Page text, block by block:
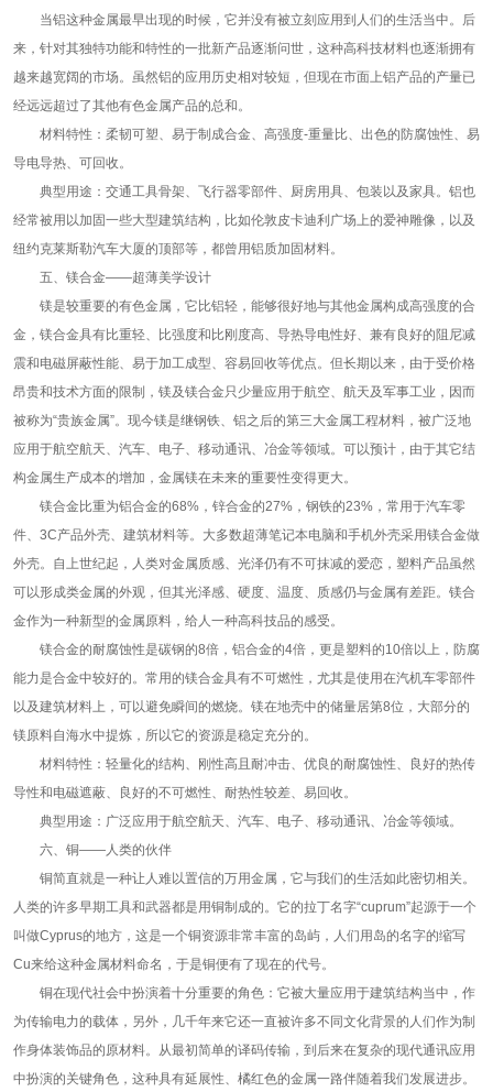
当铝这种金属最早出现的时候，它并没有被立刻应用到人们的生活当中。后
来，针对其独特功能和特性的一批新产品逐渐问世，这种高科技材料也逐渐拥有
越来越宽阔的市场。虽然铝的应用历史相对较短，但现在市面上铝产品的产量已
经远远超过了其他有色金属产品的总和。
材料特性：柔韧可塑、易于制成合金、高强度-重量比、出色的防腐蚀性、易
导电导热、可回收。
典型用途：交通工具骨架、飞行器零部件、厨房用具、包装以及家具。铝也
经常被用以加固一些大型建筑结构，比如伦敦皮卡迪利广场上的爱神雕像，以及
纽约克莱斯勒汽车大厦的顶部等，都曾用铝质加固材料。
五、镁合金——超薄美学设计
镁是较重要的有色金属，它比铝轻，能够很好地与其他金属构成高强度的合
金，镁合金具有比重轻、比强度和比刚度高、导热导电性好、兼有良好的阻尼减
震和电磁屏蔽性能、易于加工成型、容易回收等优点。但长期以来，由于受价格
昂贵和技术方面的限制，镁及镁合金只少量应用于航空、航天及军事工业，因而
被称为“贵族金属”。现今镁是继钢铁、铝之后的第三大金属工程材料，被广泛地
应用于航空航天、汽车、电子、移动通讯、冶金等领域。可以预计，由于其它结
构金属生产成本的增加，金属镁在未来的重要性变得更大。
镁合金比重为铝合金的68%，锌合金的27%，钢铁的23%，常用于汽车零
件、3C产品外壳、建筑材料等。大多数超薄笔记本电脑和手机外壳采用镁合金做
外壳。自上世纪起，人类对金属质感、光泽仍有不可抹减的爱恋，塑料产品虽然
可以形成类金属的外观，但其光泽感、硬度、温度、质感仍与金属有差距。镁合
金作为一种新型的金属原料，给人一种高科技品的感受。
镁合金的耐腐蚀性是碳钢的8倍，铝合金的4倍，更是塑料的10倍以上，防腐
能力是合金中较好的。常用的镁合金具有不可燃性，尤其是使用在汽机车零部件
以及建筑材料上，可以避免瞬间的燃烧。镁在地壳中的储量居第8位，大部分的
镁原料自海水中提炼，所以它的资源是稳定充分的。
材料特性：轻量化的结构、刚性高且耐冲击、优良的耐腐蚀性、良好的热传
导性和电磁遮蔽、良好的不可燃性、耐热性较差、易回收。
典型用途：广泛应用于航空航天、汽车、电子、移动通讯、冶金等领域。
六、铜——人类的伙伴
铜简直就是一种让人难以置信的万用金属，它与我们的生活如此密切相关。
人类的许多早期工具和武器都是用铜制成的。它的拉丁名字“cuprum”起源于一个
叫做Cyprus的地方，这是一个铜资源非常丰富的岛屿，人们用岛的名字的缩写
Cu来给这种金属材料命名，于是铜便有了现在的代号。
铜在现代社会中扮演着十分重要的角色：它被大量应用于建筑结构当中，作
为传输电力的载体，另外，几千年来它还一直被许多不同文化背景的人们作为制
作身体装饰品的原材料。从最初简单的译码传输，到后来在复杂的现代通讯应用
中扮演的关键角色，这种具有延展性、橘红色的金属一路伴随着我们发展进步。